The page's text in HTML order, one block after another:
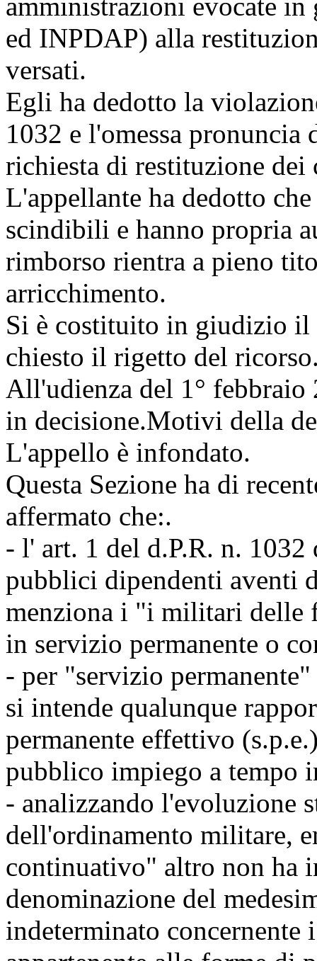
ed INPDAP) alla
versati.
Egli ha dedotto la
1032 e l'omessa
richiesta di restituzione
L'appellante ha dedotto
scindibili e hanno propria
rimborso rientra a pieno
arricchimento.
Si è costituito in giudizio il
chiesto il rigetto del
All'udienza del 1°
in decisione.Motivi della
L'appello è infondato.
Questa Sezione ha di
affermato che:.
- l' art. 1 del d.P.R. n.
pubblici dipendenti aventi
menziona i "i militari delle
in servizio permanente o
- per "servizio
si intende qualunque
permanente effettivo
pubblico impiego a tempo
- analizzando l'evoluzione
dell'ordinamento militare,
continuativo" altro non ha
denominazione del
indeterminato concernente